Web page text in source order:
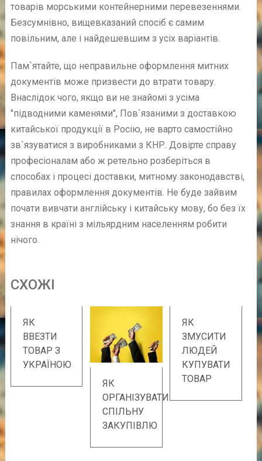
товарів морськими контейнерними перевезеннями.
Безсумнівно, вищевказаний спосіб є самим
повільним, але і найдешевшим з усіх варіантів.
Пам`ятайте, що неправильне оформлення митних
документів може призвести до втрати товару.
Внаслідок чого, якщо ви не знайомі з усіма
"підводними каменями", Пов`язаними з доставкою
китайської продукції в Росію, не варто самостійно
зв`язуватися з виробниками з КНР. Довірте справу
професіоналам або ж ретельно розберіться в
способах і процесі доставки, митному законодавстві,
правилах оформлення документів. Не буде зайвим
почати вивчати англійську і китайську мову, бо без їх
знання в країні з мільярдним населенням робити
нічого.
СХОЖІ
ЯК
ВВЕЗТИ
ТОВАР З
УКРАЇНОЮ
ЯК
ОРГАНІЗУВАТИ
СПІЛЬНУ
ЗАКУПІВЛЮ
ЯК
ЗМУСИТИ
ЛЮДЕЙ
КУПУВАТИ
ТОВАР